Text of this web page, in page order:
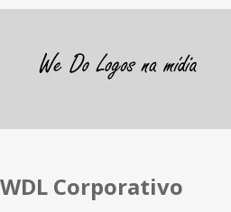
WDL Corporativo